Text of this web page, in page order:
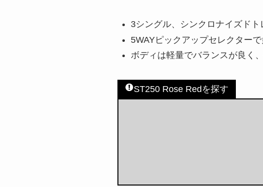
3シングル、シンクロナイズド
5WAYピックアップセレクター
ボディは軽量でバランスが良く
ST250 Rose Redを探す